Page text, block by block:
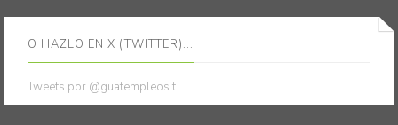
O HAZLO EN X (TWITTER)...
Tweets por @guatempleosit